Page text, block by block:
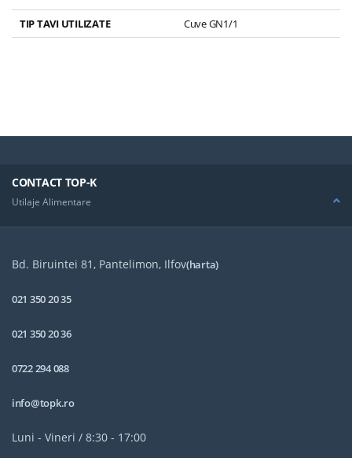
TIP TAVI UTILIZATE
Cuve GN1/1
CONTACT TOP-K
Utilaje Alimentare
Bd. Biruintei 81, Pantelimon, Ilfov(harta)
021 350 20 35
021 350 20 36
0722 294 088
info@topk.ro
Luni - Vineri / 8:30 - 17:00